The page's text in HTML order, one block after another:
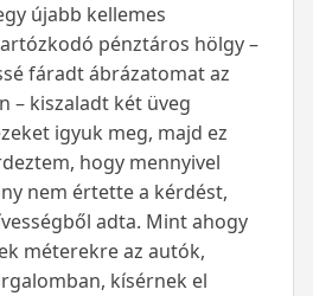
újabb kellemes
pénztáros hölgy –
fáradt ábrázatomat az
– kiszaladt két üveg
igyuk meg, majd ez
hogy mennyivel
nem értette a kérdést,
adta. Mint ahogy
méterekre az autók,
kísérnek el